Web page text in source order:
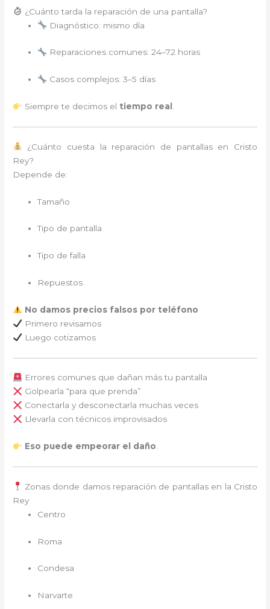
¿Cuánto tarda la reparación de una pantalla?
Diagnóstico: mismo día
Reparaciones comunes: 24–72 horas
Casos complejos: 3–5 días
Siempre te decimos el tiempo real .
¿Cuánto cuesta la reparación de pantallas en Cristo
Rey?
Depende de:
Tamaño
Tipo de pantalla
Tipo de falla
Repuestos
No damos precios falsos por teléfono
Primero revisamos
Luego cotizamos
Errores comunes que dañan más tu pantalla
Golpearla “para que prenda”
Conectarla y desconectarla muchas veces
Llevarla con técnicos improvisados
Eso puede empeorar el daño.
Zonas donde damos reparación de pantallas en la Cristo
Rey
Centro
Roma
Condesa
Narvarte